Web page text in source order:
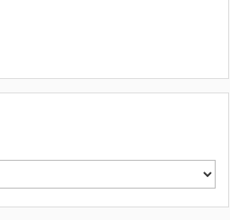
ターンのうち、弊社の相談で多い事例
タビューを受けました。「漫
いうく…
を受けました。「漫画といえば集英
「子供を殺してくださいという親た
、漫画としても私個人としても大変な